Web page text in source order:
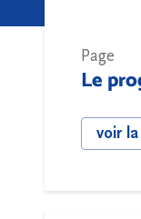
Page
Le
voir